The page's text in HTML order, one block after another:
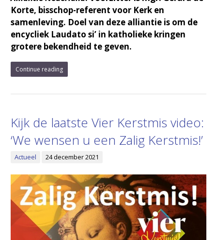
Korte, bisschop-referent voor Kerk en
samenleving. Doel van deze alliantie is om de
encycliek Laudato si’ in katholieke kringen
grotere bekendheid te geven.
Continue reading
Kijk de laatste Vier Kerstmis video:
‘We wensen u een Zalig Kerstmis!’
Actueel 24 december 2021